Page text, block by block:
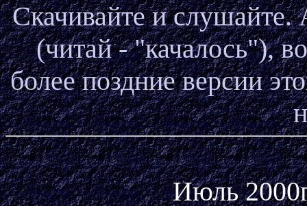
Скачивайте и
(читай - "качалось"),
более поздние версии
Июль